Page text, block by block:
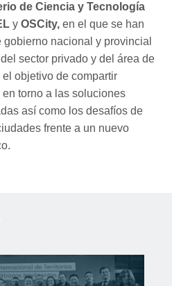
de Ciencia y Tecnología
yOSCity, en el que se han
nacional y provincial
sector privado y del área de
objetivo de compartir
torno a las soluciones
así como los desafíos de
frente a un nuevo